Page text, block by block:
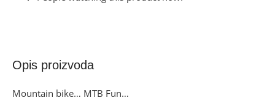
Opis proizvoda
Mountain bike… MTB Fun…